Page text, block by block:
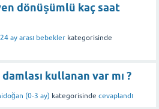
dönüşümlü kaç saat
ay arası bebekler kategorisinde
kullanan var mı ?
(0-3 ay) kategorisinde cevaplandı